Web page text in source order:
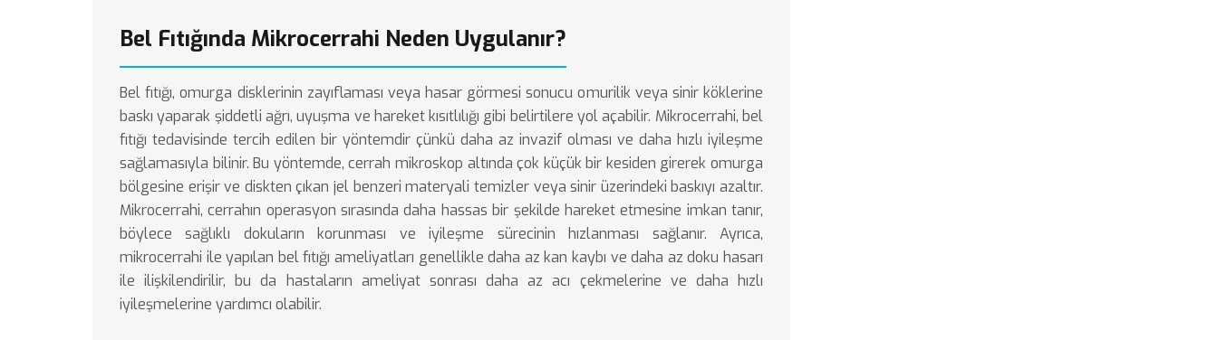
Bel Fıtığında Mikrocerrahi Neden Uygulanır?
Bel fıtığı, omurga disklerinin zayıflaması veya hasar görmesi sonucu omurilik veya sinir köklerine
baskı yaparak şiddetli ağrı, uyuşma ve hareket kısıtlılığı gibi belirtilere yol açabilir. Mikrocerrahi, bel
fıtığı tedavisinde tercih edilen bir yöntemdir çünkü daha az invazif olması ve daha hızlı iyileşme
sağlamasıyla bilinir. Bu yöntemde, cerrah mikroskop altında çok küçük bir kesiden girerek omurga
bölgesine erişir ve diskten çıkan jel benzeri materyali temizler veya sinir üzerindeki baskıyı azaltır.
Mikrocerrahi, cerrahın operasyon sırasında daha hassas bir şekilde hareket etmesine imkan tanır,
böylece sağlıklı dokuların korunması ve iyileşme sürecinin hızlanması sağlanır. Ayrıca,
mikrocerrahi ile yapılan bel fıtığı ameliyatları genellikle daha az kan kaybı ve daha az doku hasarı
ile ilişkilendirilir, bu da hastaların ameliyat sonrası daha az acı çekmelerine ve daha hızlı
iyileşmelerine yardımcı olabilir.